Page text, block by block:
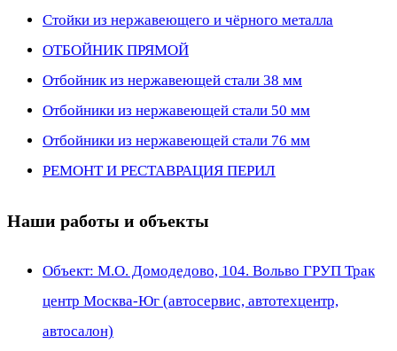
Стойки из нержавеющего и чёрного металла
ОТБОЙНИК ПРЯМОЙ
Отбойник из нержавеющей стали 38 мм
Отбойники из нержавеющей стали 50 мм
Отбойники из нержавеющей стали 76 мм
РЕМОНТ И РЕСТАВРАЦИЯ ПЕРИЛ
Наши работы и объекты
Объект: М.О. Домодедово, 104. Вольво ГРУП Трак
центр Москва-Юг (автосервис, автотехцентр,
автосалон)